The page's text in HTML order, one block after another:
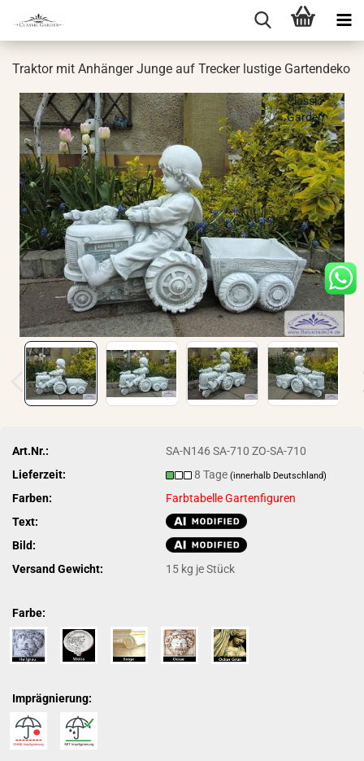
Trak­tor mit An­hän­ger Junge auf Tre­cker lus­ti­ge Gar­ten­de­ko
Classic-
Garden
Art.Nr.:
SA-N146 SA-710 ZO-SA-710
Lieferzeit:
8 Tage(innerhalb Deutschland)
Farben:
Farbtabelle Gartenfiguren
Text:
Bild:
Versand Gewicht:
15 kg je Stück
Farbe:
Imprägnierung: